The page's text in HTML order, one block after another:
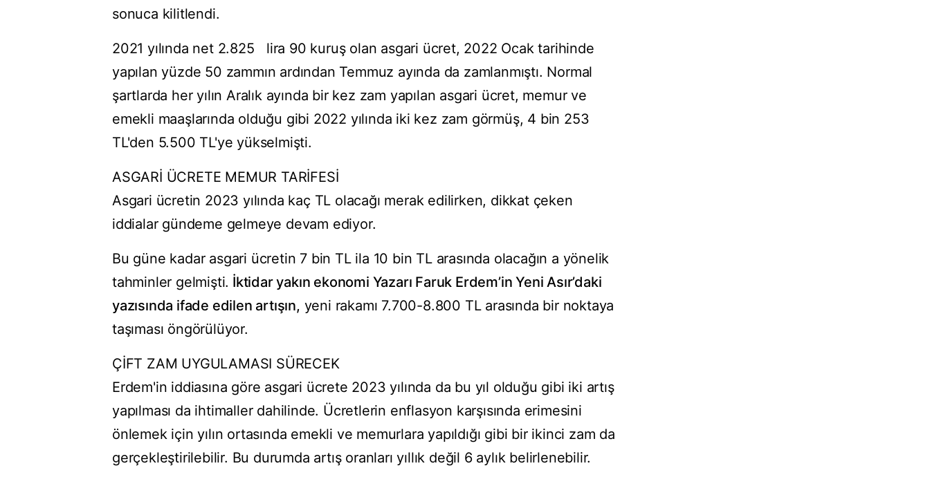
sonuca kilitlendi.
2021 yılında net 2.825 lira 90 kuruş olan asgari ücret, 2022 Ocak tarihinde
yapılan yüzde 50 zammın ardından Temmuz ayında da zamlanmıştı. Normal
şartlarda her yılın Aralık ayında bir kez zam yapılan asgari ücret, memur ve
emekli maaşlarında olduğu gibi 2022 yılında iki kez zam görmüş, 4 bin 253
TL'den 5.500 TL'ye yükselmişti.
ASGARİ ÜCRETE MEMUR TARİFESİ
Asgari ücretin 2023 yılında kaç TL olacağı merak edilirken, dikkat çeken
iddialar gündeme gelmeye devam ediyor.
Bu güne kadar asgari ücretin 7 bin TL ila 10 bin TL arasında olacağın a yönelik
tahminler gelmişti. İktidar yakın ekonomi Yazarı Faruk Erdem’in Yeni Asır’daki
yazısında ifade edilen artışın, yeni rakamı 7.700-8.800 TL arasında bir noktaya
taşıması öngörülüyor.
ÇİFT ZAM UYGULAMASI SÜRECEK
Erdem'in iddiasına göre asgari ücrete 2023 yılında da bu yıl olduğu gibi iki artış
yapılması da ihtimaller dahilinde. Ücretlerin enflasyon karşısında erimesini
önlemek için yılın ortasında emekli ve memurlara yapıldığı gibi bir ikinci zam da
gerçekleştirilebilir. Bu durumda artış oranları yıllık değil 6 aylık belirlenebilir.